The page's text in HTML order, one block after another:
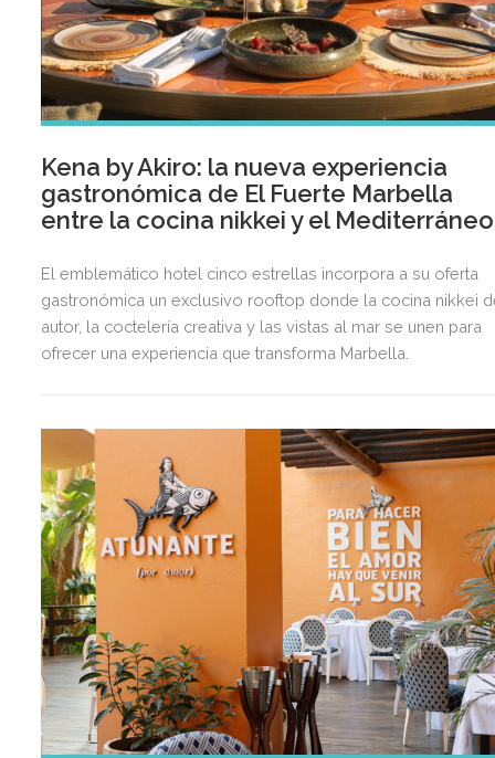
Kena by Akiro: la nueva experiencia
gastronómica de El Fuerte Marbella
entre la cocina nikkei y el Mediterráneo
El emblemático hotel cinco estrellas incorpora a su oferta
gastronómica un exclusivo rooftop donde la cocina nikkei
autor, la coctelería creativa y las vistas al mar se unen para
ofrecer una experiencia que transforma Marbella.